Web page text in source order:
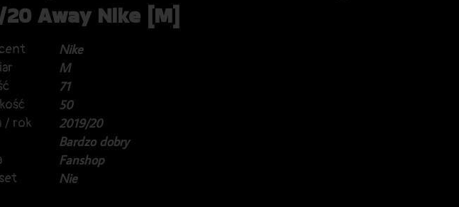
20 Away Nike [M]
Nike
M
71
50
/ rok
2019/20
Bardzo dobry
Fanshop
Nie